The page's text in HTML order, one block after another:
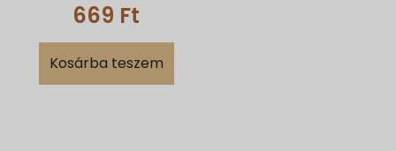
669 Ft
Kosárba teszem